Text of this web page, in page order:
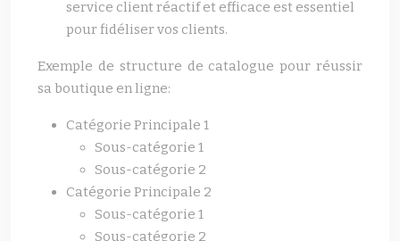
service client réactif et efficace est essentiel
pour fidéliser vos clients.
Exemple de structure de catalogue pour réussir
sa boutique en ligne:
Catégorie Principale 1
Sous-catégorie 1
Sous-catégorie 2
Catégorie Principale 2
Sous-catégorie 1
Sous-catégorie 2